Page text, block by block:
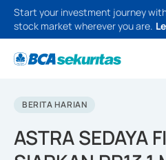
Start your investment journey
stock market wherever you are.
BERITA HARIAN
ASTRA SEDAYA